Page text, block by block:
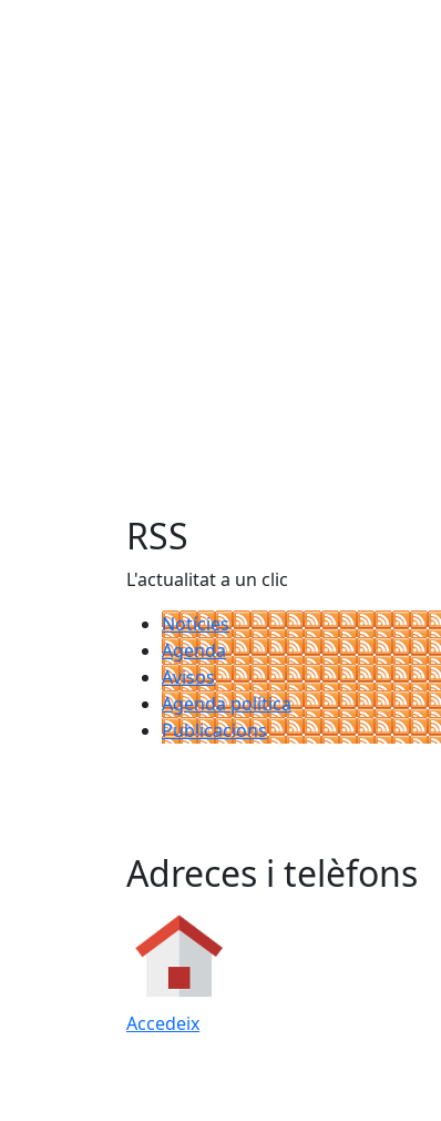
RSS
L'actualitat a un clic
Notícies
Agenda
Avisos
Agenda política
Publicacions
Adreces i telèfons
Accedeix